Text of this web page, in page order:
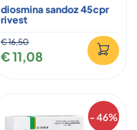
diosmina sandoz 45cpr
rivest
€ 16,50
€ 11,08
- 46%